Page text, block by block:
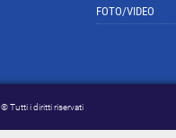
FOTO/VIDEO
Tutti i diritti riservati